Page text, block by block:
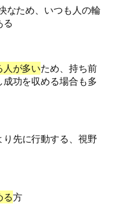
なため、いつも人の輪
る
が多いため、持ち前
功を収める場合も多
り先に行動する、視野
る方